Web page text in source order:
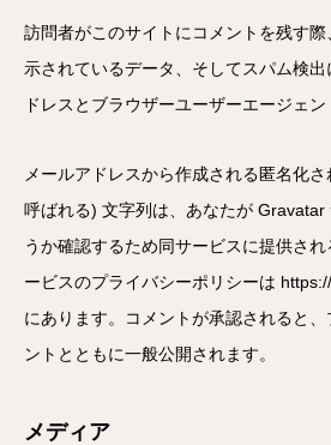
訪問者がこのサイトにコメントを残す
示されているデータ、そしてスパム検
ドレスとブラウザーユーザーエージェン
メールアドレスから作成される匿名化
呼ばれる) 文字列は、あなたが
うか確認するため同サービスに提供さ
ービスのプライバシーポリシーは
にあります。コメントが承認されると
ントとともに一般公開されます。
メディア